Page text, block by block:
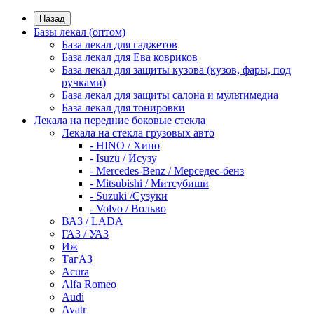
Назад
Базы лекал (оптом)
База лекал для гаджетов
База лекал для Ева ковриков
База лекал для защиты кузова (кузов, фары, под
ручками)
База лекал для защиты салона и мультимедиа
База лекал для тонировки
Лекала на передние боковые стекла
Лекала на стекла грузовых авто
- HINO / Хино
- Isuzu / Исузу
- Mercedes-Benz / Мерседес-бенз
- Mitsubishi / Митсубиши
- Suzuki /Сузуки
- Volvo / Вольво
ВАЗ / LADA
ГАЗ / УАЗ
Иж
ТагАЗ
Acura
Alfa Romeo
Audi
Avatr